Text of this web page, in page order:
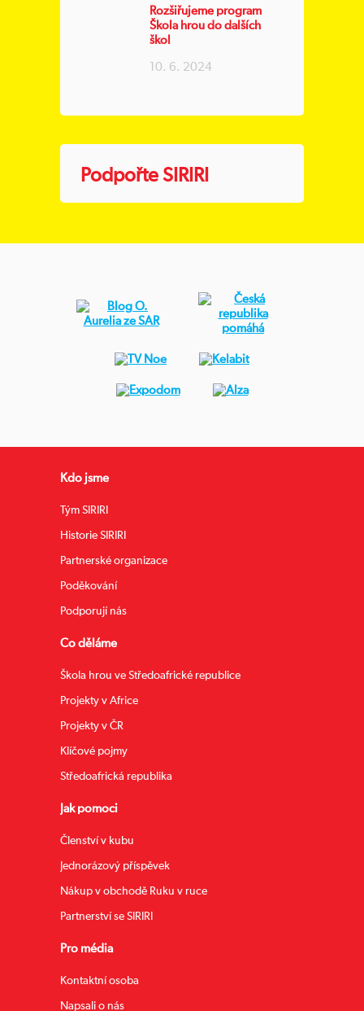
Rozšiřujeme program
Škola hrou do dalších
škol
10. 6. 2024
Podpořte SIRIRI
Kdo jsme
Tým SIRIRI
Historie SIRIRI
Partnerské organizace
Poděkování
Podporují nás
Co děláme
Škola hrou ve Středoafrické republice
Projekty v Africe
Projekty v ČR
Klíčové pojmy
Středoafrická republika
Jak pomoci
Členství v kubu
Jednorázový příspěvek
Nákup v obchodě Ruku v ruce
Partnerství se SIRIRI
Pro média
Kontaktní osoba
Napsali o nás